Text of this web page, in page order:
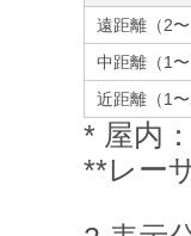
遠距離（2〜
中距離（1〜
近距離（1〜
* 屋内
**レー